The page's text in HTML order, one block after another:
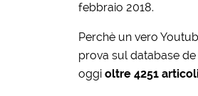
febbraio 2018.
Perchè un vero
prova sul database
oggi oltre 4251